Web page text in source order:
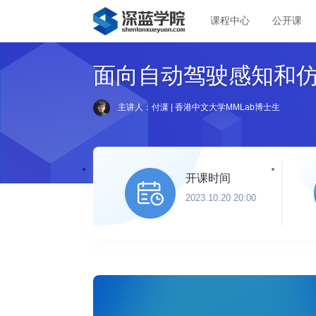
课程中心 公开课
面向自动驾驶感知和
主讲人：付潇 | 香港中文大学MMLab博士生
开课时间
2023.10.20 20:00